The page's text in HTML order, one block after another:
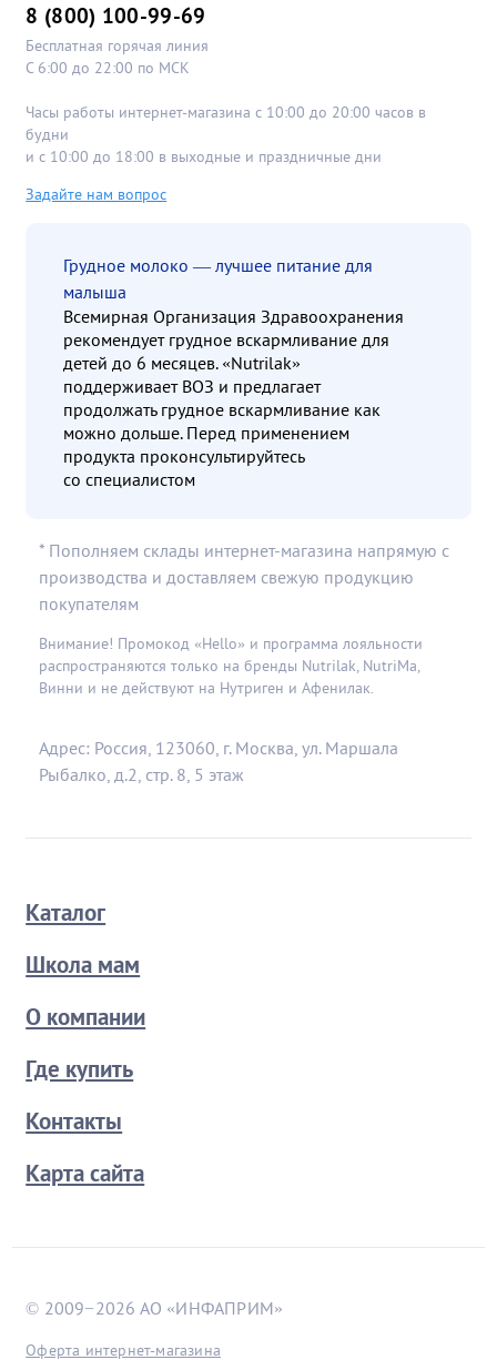
8 (800) 100-99-69
Бесплатная горячая линия
С 6:00 до 22:00 по МСК
Часы работы интернет-магазина с 10:00 до 20:00 часов в
будни
и с 10:00 до 18:00 в выходные и праздничные дни
Задайте нам вопрос
Грудное молоко — лучшее питание для
малыша
Всемирная Организация Здравоохранения
рекомендует грудное вскармливание для
детей до 6 месяцев. «Nutrilak»
поддерживает ВОЗ и предлагает
продолжать грудное вскармливание как
можно дольше. Перед применением
продукта проконсультируйтесь
со специалистом
* Пополняем склады интернет-магазина напрямую с
производства и доставляем свежую продукцию
покупателям
Внимание! Промокод «Hello» и программа лояльности
распространяются только на бренды Nutrilak, NutriMa,
Винни и не действуют на Нутриген и Афенилак.
Адрес: Россия, 123060, г. Москва, ул. Маршала
Рыбалко, д.2, стр. 8, 5 этаж
Каталог
Школа мам
О компании
Где купить
Контакты
Карта сайта
© 2009−2026 АО «ИНФАПРИМ»
Оферта интернет-магазина